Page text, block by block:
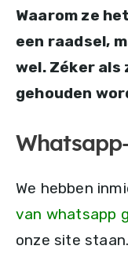
Waarom ze
een raadsel,
wel. Zéker als
gehouden
We hebben
van whatsapp
onze site